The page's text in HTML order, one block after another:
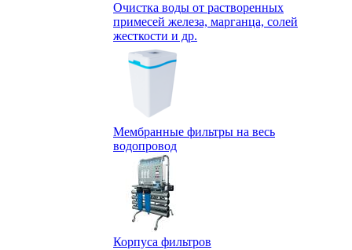
Очистка воды от растворенных
примесей железа, марганца, солей
жесткости и др.
Мембранные фильтры на весь
водопровод
Корпуса фильтров